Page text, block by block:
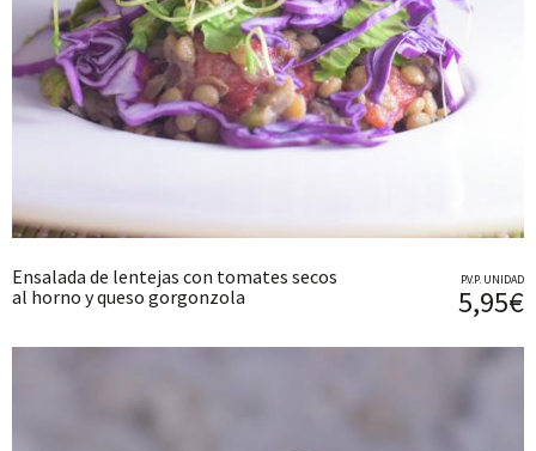
Ensalada de lentejas con tomates secos
al horno y queso gorgonzola
P.V.P. UNIDAD
5,95€